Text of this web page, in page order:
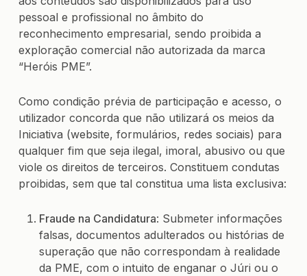
pessoal e profissional no âmbito do
reconhecimento empresarial, sendo proibida a
exploração comercial não autorizada da marca
“Heróis PME”.
Como condição prévia de participação e acesso, o
utilizador concorda que não utilizará os meios da
Iniciativa (website, formulários, redes sociais) para
qualquer fim que seja ilegal, imoral, abusivo ou que
viole os direitos de terceiros. Constituem condutas
proibidas, sem que tal constitua uma lista exclusiva:
Fraude na Candidatura: Submeter informações
falsas, documentos adulterados ou histórias de
superação que não correspondam à realidade
da PME, com o intuito de enganar o Júri ou o